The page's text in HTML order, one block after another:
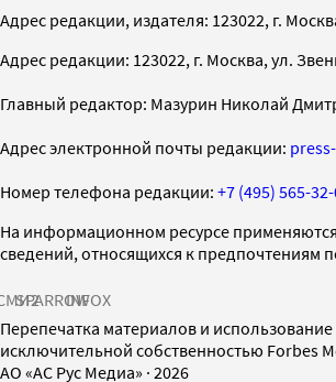
Адрес редакции, издателя: 123022, г.
Адрес редакции: 123022, г. Москва, ул.
Главный редактор: Мазурин Николай
Адрес электронной почты редакции:
Номер телефона редакции: +7 (495) 565-
На информационном ресурсе
сведений, относящихся к предпочтениям
SPARROWINFOX
Перепечатка материалов и
исключительной собственностью Forbes
AO «АС Рус Медиа» · 2026